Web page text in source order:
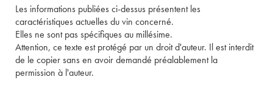
Les informations publiées ci-dessus présentent les
caractéristiques actuelles du vin concerné.
Elles ne sont pas spécifiques au millésime.
Attention, ce texte est protégé par un droit d'auteur. Il est interdit
de le copier sans en avoir demandé préalablement la
permission à l'auteur.